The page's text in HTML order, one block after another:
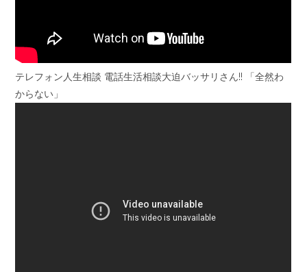
テレフォン人生相談 電話生活相談大迫バッサリさん!! 「全然わ
からない」